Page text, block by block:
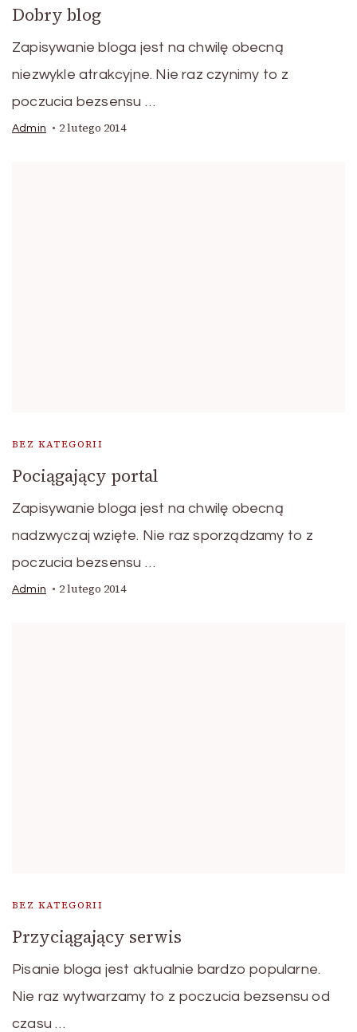
Dobry blog
Zapisywanie bloga jest na chwilę obecną
niezwykle atrakcyjne. Nie raz czynimy to z
poczucia bezsensu …
Admin 2 lutego 2014
BEZ KATEGORII
Pociągający portal
Zapisywanie bloga jest na chwilę obecną
nadzwyczaj wzięte. Nie raz sporządzamy to z
poczucia bezsensu …
Admin 2 lutego 2014
BEZ KATEGORII
Przyciągający serwis
Pisanie bloga jest aktualnie bardzo popularne.
Nie raz wytwarzamy to z poczucia bezsensu od
czasu …